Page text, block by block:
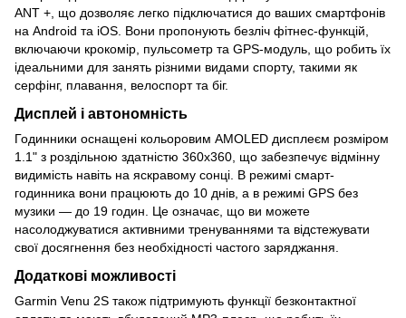
ANT +, що дозволяє легко підключатися до ваших смартфонів
на Android та iOS. Вони пропонують безліч фітнес-функцій,
включаючи крокомір, пульсометр та GPS-модуль, що робить їх
ідеальними для занять різними видами спорту, такими як
серфінг, плавання, велоспорт та біг.
Дисплей і автономність
Годинники оснащені кольоровим AMOLED дисплеєм розміром
1.1" з роздільною здатністю 360x360, що забезпечує відмінну
видимість навіть на яскравому сонці. В режимі смарт-
годинника вони працюють до 10 днів, а в режимі GPS без
музики — до 19 годин. Це означає, що ви можете
насолоджуватися активними тренуваннями та відстежувати
свої досягнення без необхідності частого заряджання.
Додаткові можливості
Garmin Venu 2S також підтримують функції безконтактної